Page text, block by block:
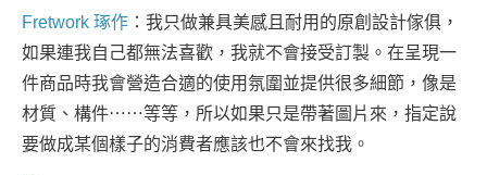
Fretwork 琢作 ：我只做兼具美感且耐用的原創設計傢俱，
如果連我自己都無法喜歡，我就不會接受訂製。在呈現一
件商品時我會營造合適的使用氛圍並提供很多細節，像是
材質、構件⋯⋯等等，所以如果只是帶著圖片來，指定說
要做成某個樣子的消費者應該也不會來找我。